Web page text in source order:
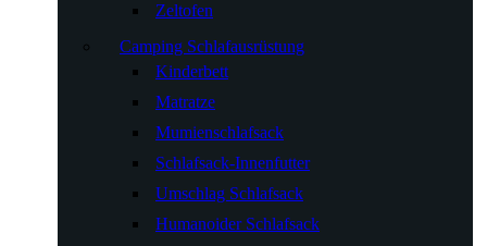
Zeltofen
Camping Schlafausrüstung
Kinderbett
Matratze
Mumienschlafsack
Schlafsack-Innenfutter
Umschlag Schlafsack
Humanoider Schlafsack